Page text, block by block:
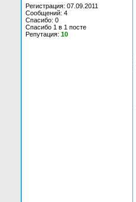
Регистрация: 07.09.2011
Сообщений: 4
Спасибо: 0
Спасибо 1 в 1 посте
Репутация: 10